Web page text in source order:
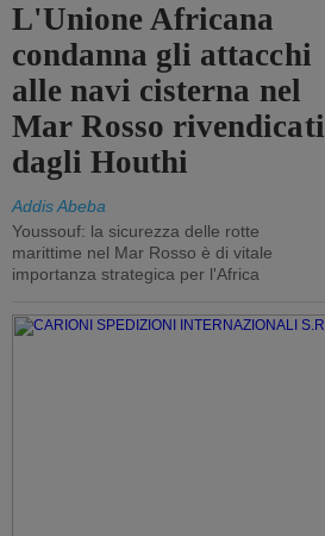
L'Unione Africana
condanna gli attacchi
alle navi cisterna nel
Mar Rosso rivendicati
dagli Houthi
Addis Abeba
Youssouf: la sicurezza delle rotte
marittime nel Mar Rosso è di vitale
importanza strategica per l'Africa